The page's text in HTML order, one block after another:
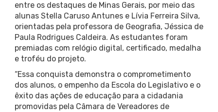
entre os destaques de Minas Gerais, por meio das
alunas Stella Caruso Antunes e Lívia Ferreira Silva,
orientadas pela professora de Geografia, Jéssica de
Paula Rodrigues Caldeira. As estudantes foram
premiadas com relógio digital, certificado, medalha
e troféu do projeto.
“Essa conquista demonstra o comprometimento
dos alunos, o empenho da Escola do Legislativo e o
êxito das ações de educação para a cidadania
promovidas pela Câmara de Vereadores de